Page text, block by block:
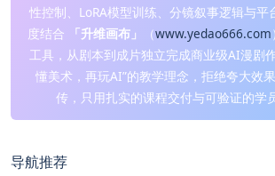
性控制、LoRA模型训练、分镜叙事逻辑与平
度结合
「升维画布」 （www.yedao666.com
工具，从剧本到成片独立完成商业级AI漫剧
懂美术，再玩AI”的教学理念，拒绝夸大效
传，只用扎实的课程交付与可验证的学
导航推荐